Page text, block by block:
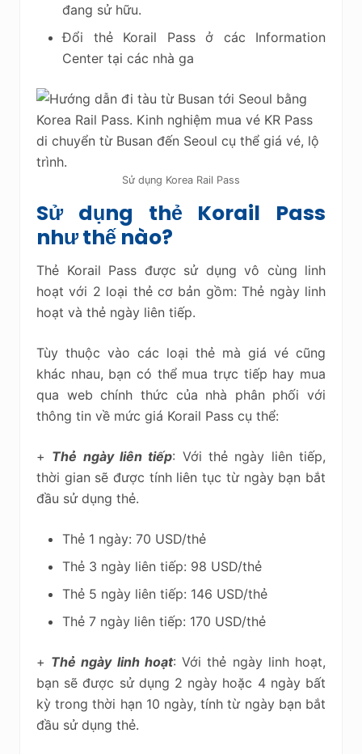
đang sử hữu.
Đổi thẻ Korail Pass ở các Information
Center tại các nhà ga
Sử dụng Korea Rail Pass
Sử dụng thẻ Korail Pass
như thế nào?
Thẻ Korail Pass được sử dụng vô cùng linh
hoạt với 2 loại thẻ cơ bản gồm: Thẻ ngày linh
hoạt và thẻ ngày liên tiếp.
Tùy thuộc vào các loại thẻ mà giá vé cũng
khác nhau, bạn có thể mua trực tiếp hay mua
qua web chính thức của nhà phân phối với
thông tin về mức giá Korail Pass cụ thể:
+ Thẻ ngày liên tiếp: Với thẻ ngày liên tiếp,
thời gian sẽ được tính liên tục từ ngày bạn bắt
đầu sử dụng thẻ.
Thẻ 1 ngày: 70 USD/thẻ
Thẻ 3 ngày liên tiếp: 98 USD/thẻ
Thẻ 5 ngày liên tiếp: 146 USD/thẻ
Thẻ 7 ngày liên tiếp: 170 USD/thẻ
+ Thẻ ngày linh hoạt: Với thẻ ngày linh hoạt,
bạn sẽ được sử dụng 2 ngày hoặc 4 ngày bất
kỳ trong thời hạn 10 ngày, tính từ ngày bạn bắt
đầu sử dụng thẻ.